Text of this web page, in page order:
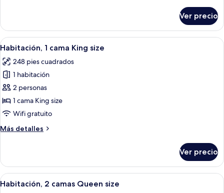
cama
King
size,
balcón
superior,
cama
size,
balcón
Ver precio
Abrir
todas
las
fotos
de
Habitación,
1
King
Una habitación de hotel moderna
9
Habitación, 1 cama King size
248 pies cuadrados
1 habitación
2 personas
1 cama King size
Wifi gratuito
Más detalles
Más
1
cama
King
Ver precio
Abrir
todas
Una habitación de hotel moderna
8
Habitación, 2 camas Queen size